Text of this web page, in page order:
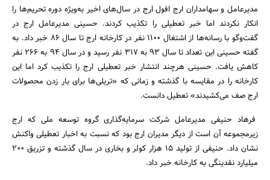
مدیرعامل و سهامداران ارج افول ارج در سال‌های اخیر به‌ویژه دوره تحریم‌ها را
انکار نکردند اما خبر تعطیلی را تکذیب کردند. حسینی مدیرعامل ارج در
گفت‌وگو با رسانه‌ها از اشتغال 1100 نفر در کارخانه ارج تا سال 86 خبر داد. به
گفته حسینی این تعداد تا سال 93 به 317 نفر رسید و در سال 94 به 266 نفر
کاهش یافت. حسینی هرچند انتشار خبر تعطیلی ارج را تکذیب کرد اما این
کارخانه را در مقایسه با گذشته و زمانی که «تریلی‌ها برای بار زدن محصولات
ارج صف می‌کشیدند» تعطیل دانست.
فرهاد حنیفی مدیرعامل شرکت سرمایه‌گذاری گروه توسعه ملی که ارج
زیرمجموعه آن است از دیگر مدیران ارج بود که نسبت به اخبار تعطیلی واکنش
نشان داد. حنیفی از تولید 15 هزار کولر و بخاری در سال گذشته و تزریق 200
میلیارد نقدینگی به کارخانه خبر داد.